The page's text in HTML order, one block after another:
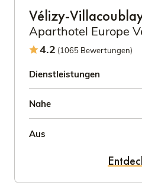
Vélizy-
Aparthotel Europe
4.2 (1065 Bewertungen)
Dienstleistungen
Nahe
Aus